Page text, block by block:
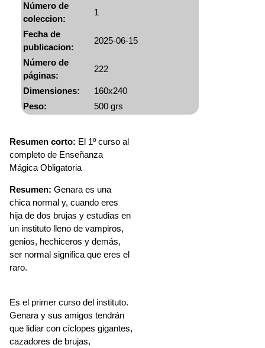
Número de
coleccion:
1
Fecha de
publicacion:
2025-06-15
Número de
páginas:
222
Dimensiones:
160x240
Peso:
500 grs
Resumen corto: El 1º curso al
completo de Enseñanza
Mágica Obligatoria
Resumen: Genara es una
chica normal y, cuando eres
hija de dos brujas y estudias en
un instituto lleno de vampiros,
genios, hechiceros y demás,
ser normal significa que eres el
raro.
Es el primer curso del instituto.
Genara y sus amigos tendrán
que lidiar con cíclopes gigantes,
cazadores de brujas,